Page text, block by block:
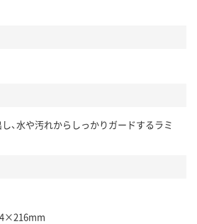
、水や汚れからしっかりガードするラミ